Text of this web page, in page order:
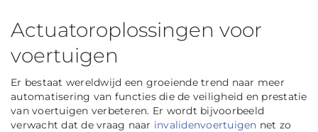
Actuatoroplossingen voor
voertuigen
Er bestaat wereldwijd een groeiende trend naar meer
automatisering van functies die de veiligheid en prestatie
van voertuigen verbeteren. Er wordt bijvoorbeeld
verwacht dat de vraag naar invalidenvoertuigen net zo